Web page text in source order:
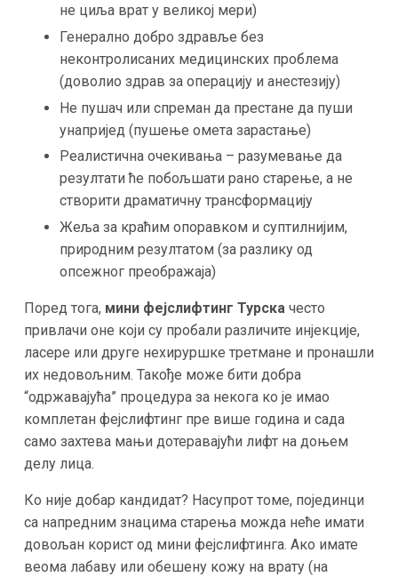
не циља врат у великој мери)​
Генерално добро здравље без
неконтролисаних медицинских проблема
(доволио здрав за операцију и анестезију)​
Не пушач или спреман да престане да пуши
унапријед (пушење омета зарастање)
Реалистична очекивања – разумевање да
резултати ће побољшати рано старење, а не
створити драматичну трансформацију​
Жеља за краћим опоравком и суптилнијим,
природним резултатом (за разлику од
опсежног преображаја)​
Поред тога, мини фејслифтинг Турскачесто
привлачи оне који су пробали различите инјекције,
ласере или друге нехируршке третмане и пронашли
их недовољним. Такође може бити добра
“одржавајућа” процедура за некога ко је имао
комплетан фејслифтинг пре више година и сада
само захтева мањи дотеравајући лифт на доњем
делу лица​.
Ко није добар кандидат? Насупрот томе, појединци
са напредним знацима старења можда неће имати
довољан корист од мини фејслифтинга. Ако имате
веома лабаву или обешену кожу на врату (на